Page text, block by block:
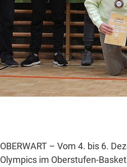
OBERWART – Vom 4. bis 6.
Olympics im Oberstufen-